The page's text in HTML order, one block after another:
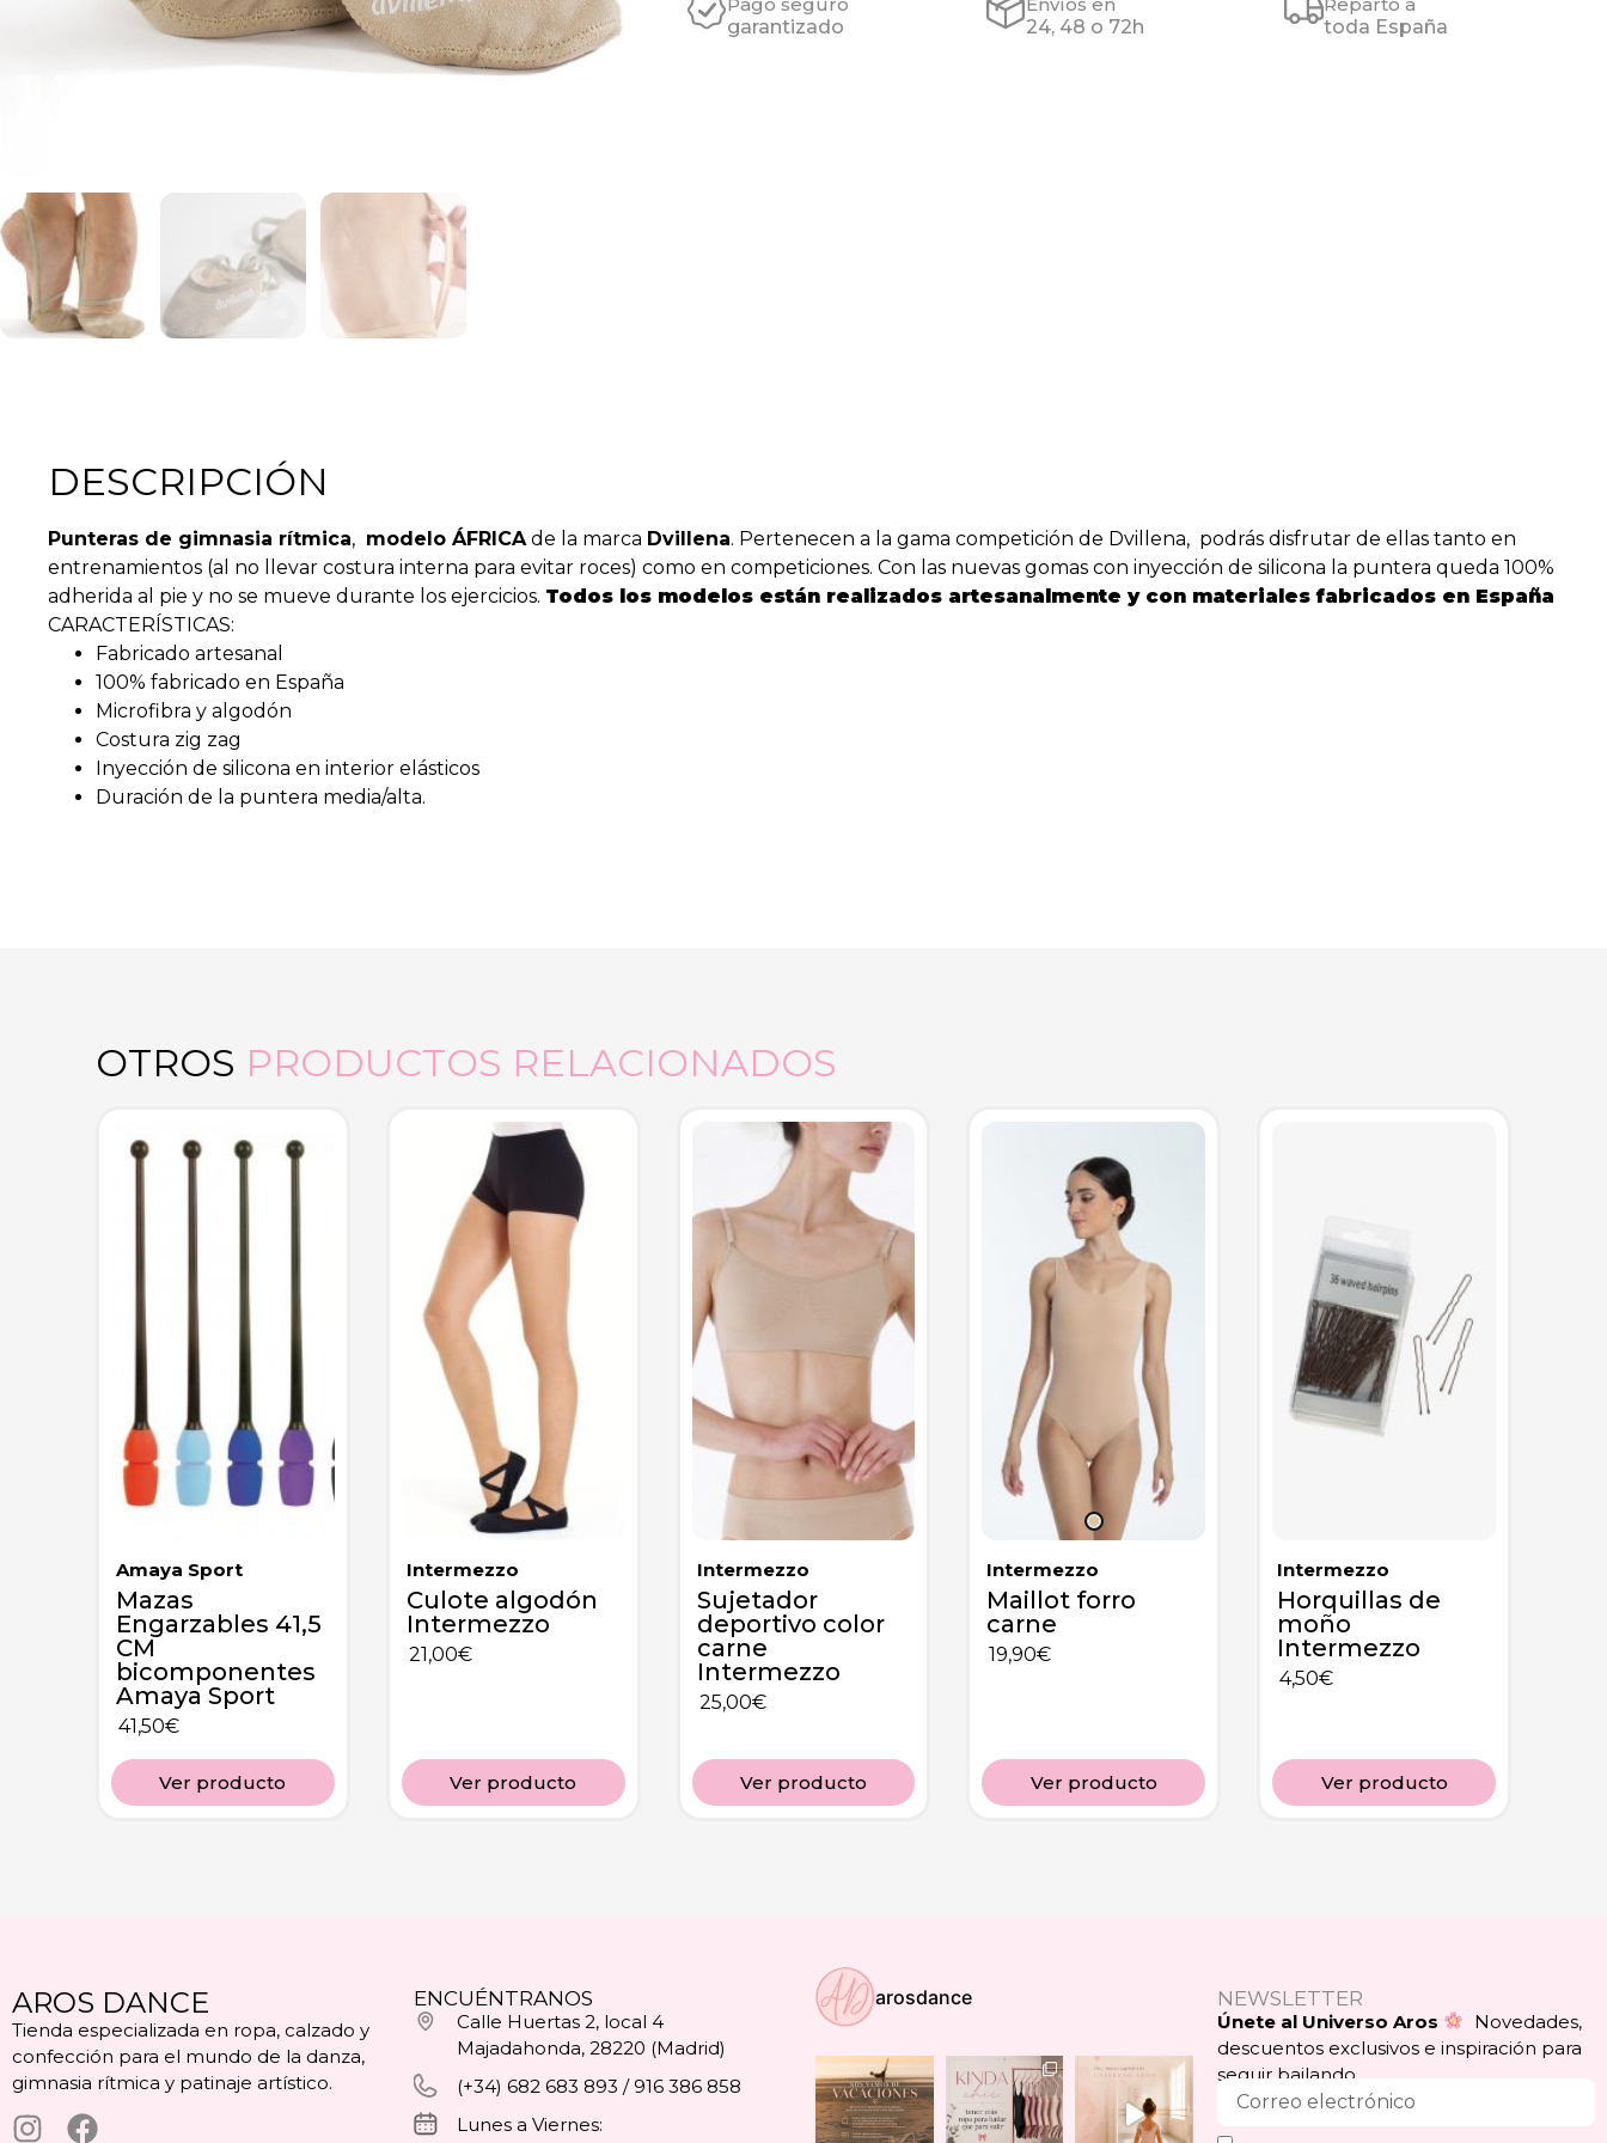
garantizado
24, 48 o 72h
toda España
DESCRIPCIÓN
Punteras de gimnasia rítmica, modelo ÁFRICAde la marca Dvillena. Pertenecen a la gama competición de Dvillena, podrás disfrutar de ellas tanto en
entrenamientos (al no llevar costura interna para evitar roces) como en competiciones. Con las nuevas gomas con inyección de silicona la puntera queda 100%
adherida al pie y no se mueve durante los ejercicios. Todos los modelos están realizados artesanalmente y con materiales fabricados en España
CARACTERÍSTICAS:
Fabricado artesanal
100% fabricado en España
Microfibra y algodón
Costura zig zag
Inyección de silicona en interior elásticos
Duración de la puntera media/alta.
OTROS PRODUCTOS RELACIONADOS
Amaya Sport
Mazas
Engarzables 41,5
CM
bicomponentes
Amaya Sport
41,50€
Ver producto
Intermezzo
Culote algodón
Intermezzo
21,00€
Ver producto
Intermezzo
Sujetador
deportivo color
carne
Intermezzo
25,00€
Ver producto
Intermezzo
Maillot forro
carne
19,90€
Ver producto
Intermezzo
Horquillas de
moño
Intermezzo
4,50€
Ver producto
AROS DANCE
Tienda especializada en ropa, calzado y
confección para el mundo de la danza,
gimnasia rítmica y patinaje artístico.
ENCUÉNTRANOS
Calle Huertas 2, local 4
Majadahonda, 28220 (Madrid)
(+34) 682 683 893 / 916 386 858
Lunes a Viernes:
arosdance NEWSLETTER
Únete al Universo Aros
Novedades,
descuentos exclusivos e inspiración para
seguir bailando.